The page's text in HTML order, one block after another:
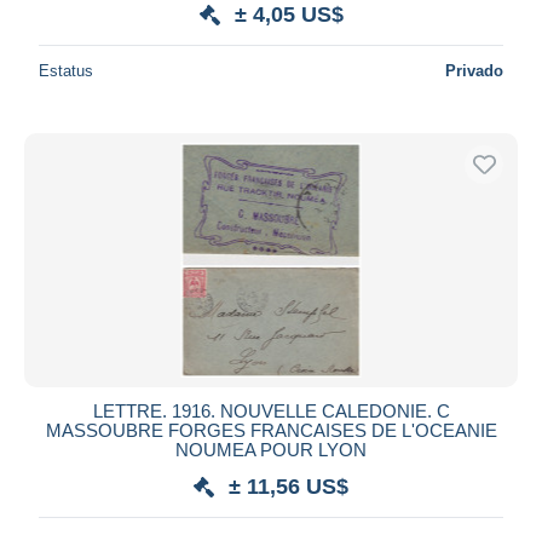
± 4,05 US$
Estatus Privado
LETTRE. 1916. NOUVELLE CALEDONIE. C
MASSOUBRE FORGES FRANCAISES DE L'OCEANIE
NOUMEA POUR LYON
± 11,56 US$